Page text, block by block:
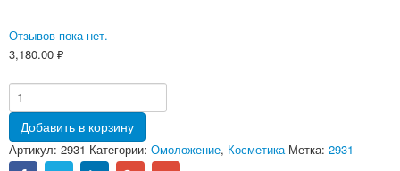
Отзывов пока нет.
3,180.00 ₽
Добавить в корзину
Артикул: 2931 Категории: Омоложение, Косметика Метка: 2931